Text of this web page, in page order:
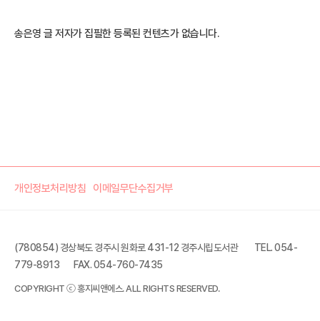
송은영 글 저자가 집필한 등록된 컨텐츠가 없습니다.
개인정보처리방침 이메일무단수집거부
(780854) 경상북도 경주시 원화로 431-12 경주시립도서관
TEL. 054-
779-8913
FAX. 054-760-7435
COPYRIGHT ⓒ 홍지씨앤에스. ALL RIGHTS RESERVED.